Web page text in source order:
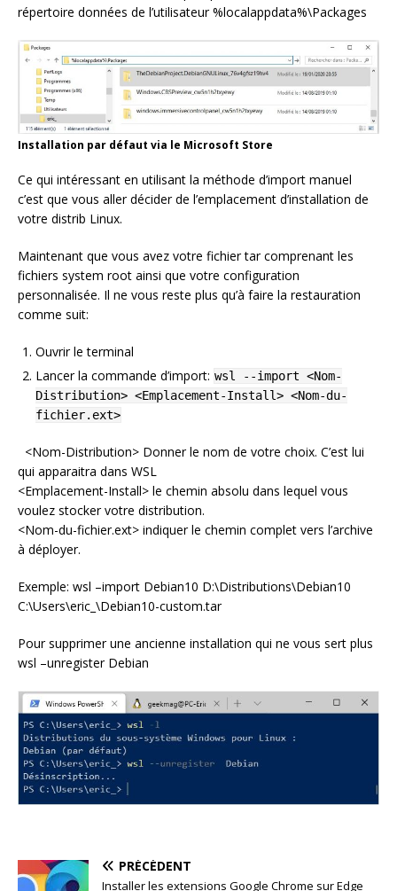
répertoire données de l’utilisateur %localappdata%\Packages
Installation par défaut via le Microsoft Store
Ce qui intéressant en utilisant la méthode d’import manuel
c’est que vous aller décider de l’emplacement d’installation de
votre distrib Linux.
Maintenant que vous avez votre fichier tar comprenant les
fichiers system root ainsi que votre configuration
personnalisée. Il ne vous reste plus qu’à faire la restauration
comme suit:
Ouvrir le terminal
Lancer la commande d’import: wsl --import <Nom-
Distribution> <Emplacement-Install> <Nom-du-
fichier.ext>
<Nom-Distribution> Donner le nom de votre choix. C’est lui
qui apparaitra dans WSL
<Emplacement-Install> le chemin absolu dans lequel vous
voulez stocker votre distribution.
<Nom-du-fichier.ext> indiquer le chemin complet vers l’archive
à déployer.
Exemple: wsl –import Debian10 D:\Distributions\Debian10
C:\Users\eric_\Debian10-custom.tar
Pour supprimer une ancienne installation qui ne vous sert plus
wsl –unregister Debian
PRÉCÉDENT
Installer les extensions Google Chrome sur Edge